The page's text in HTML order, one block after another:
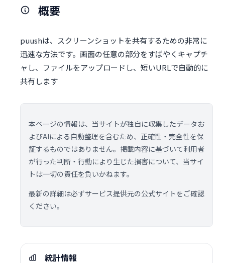
概要
puushは、スクリーンショットを共有するための非常に
迅速な方法です。画面の任意の部分をすばやくキャプチ
ャし、ファイルをアップロードし、短いURLで自動的に
共有します
本ページの情報は、当サイトが独自に収集したデータお
よびAIによる自動整理を含むため、正確性・完全性を保
証するものではありません。掲載内容に基づいて利用者
が行った判断・行動により生じた損害について、当サイ
トは一切の責任を負いかねます。
最新の詳細は必ずサービス提供元の公式サイトをご確認
ください。
統計情報